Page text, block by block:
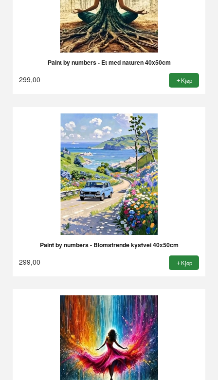
Paint by numbers - Et med naturen 40x50cm
299,00 Kjøp
Paint by numbers - Blomstrende kystvei 40x50cm
299,00 Kjøp